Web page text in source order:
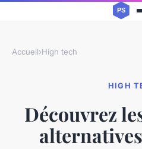
Accueil›High tech
HIGH
Découvrez